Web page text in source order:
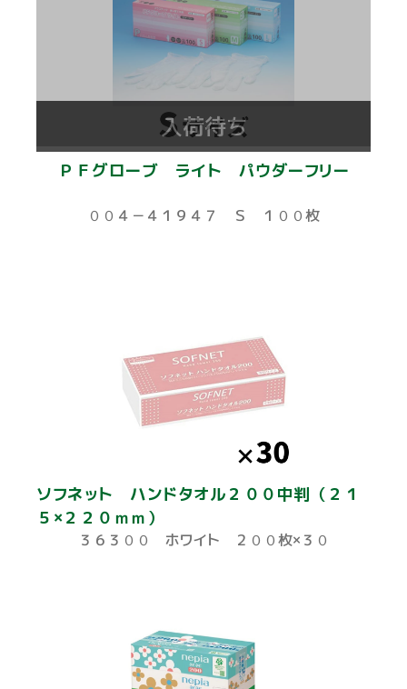
入荷待ち
ＰＦグローブ ライト パウダーフリー
００４－４１９４７ Ｓ １００枚
ソフネット ハンドタオル２００中判（２１
５×２２０ｍｍ）
３６３００ ホワイト ２００枚×３０